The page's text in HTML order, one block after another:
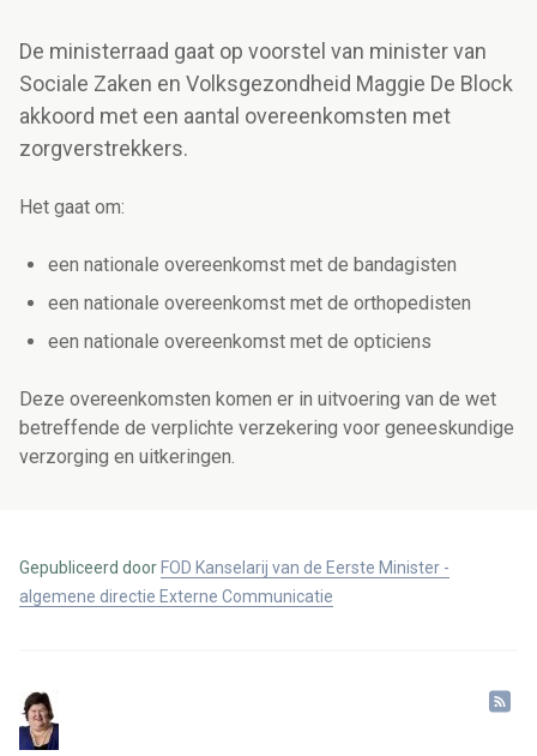
De ministerraad gaat op voorstel van minister van
Sociale Zaken en Volksgezondheid Maggie De Block
akkoord met een aantal overeenkomsten met
zorgverstrekkers.
Het gaat om:
een nationale overeenkomst met de bandagisten
een nationale overeenkomst met de orthopedisten
een nationale overeenkomst met de opticiens
Deze overeenkomsten komen er in uitvoering van de wet
betreffende de verplichte verzekering voor geneeskundige
verzorging en uitkeringen.
Gepubliceerd door FOD Kanselarij van de Eerste Minister -
algemene directie Externe Communicatie